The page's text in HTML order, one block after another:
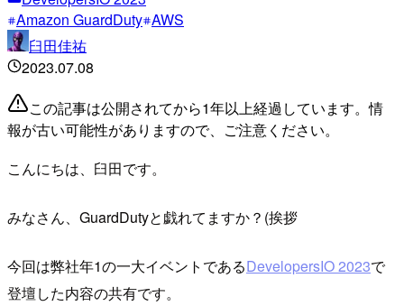
Amazon GuardDuty AWS
臼田佳祐
2023.07.08
この記事は公開されてから1年以上経過しています。情
報が古い可能性がありますので、ご注意ください。
こんにちは、臼田です。
みなさん、GuardDutyと戯れてますか？(挨拶
今回は弊社年1の一大イベントであるDevelopersIO 2023で
登壇した内容の共有です。